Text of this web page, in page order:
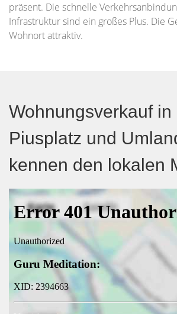
präsent. Die schnelle
Infrastruktur sind ein großes Plus. Die
Wohnort attraktiv.
Wohnungsverkauf in
Piusplatz und
kennen den lokalen